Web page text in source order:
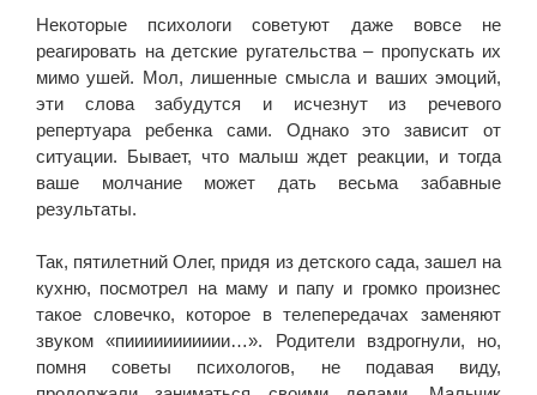
Некоторые психологи советуют даже вовсе не
реагировать на детские ругательства – пропускать их
мимо ушей. Мол, лишенные смысла и ваших эмоций,
эти слова забудутся и исчезнут из речевого
репертуара ребенка сами. Однако это зависит от
ситуации. Бывает, что малыш ждет реакции, и тогда
ваше молчание может дать весьма забавные
результаты.
Так, пятилетний Олег, придя из детского сада, зашел на
кухню, посмотрел на маму и папу и громко произнес
такое словечко, которое в телепередачах заменяют
звуком «пиииииииииии…». Родители вздрогнули, но,
помня советы психологов, не подавая виду,